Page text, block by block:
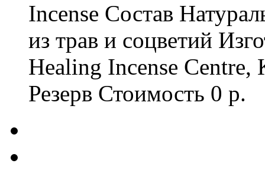
Incense Состав
из трав и соцветий
Healing Incense Centre,
Резерв Стоимость 0 р.